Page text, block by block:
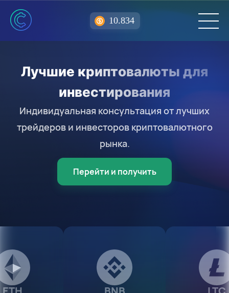
10.834
Лучшие криптовалюты для
инвестирования
Индивидуальная консультация от лучших
трейдеров и инвесторов криптовалютного
рынка.
Перейти и получить